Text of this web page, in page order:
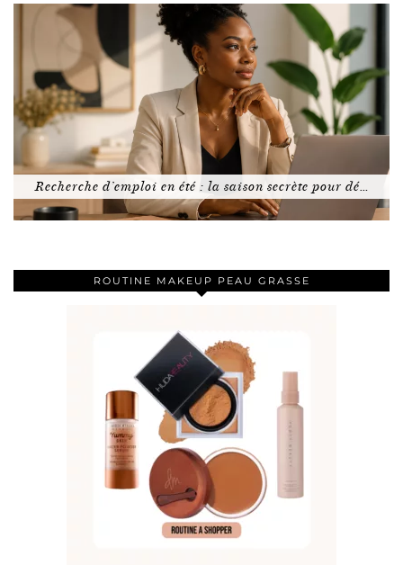
Recherche d’emploi en été : la saison secrète pour dé…
ROUTINE MAKEUP PEAU GRASSE